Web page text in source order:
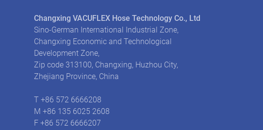
Changxing VACUFLEX Hose Technology Co., Ltd
Sino-German International Industrial Zone,
Changxing Economic and Technological
Development Zone,
Zip code 313100, Changxing, Huzhou City,
Zhejiang Province, China
T +86 572 6666208
M +86 135 6025 2608
F +86 572 6666207